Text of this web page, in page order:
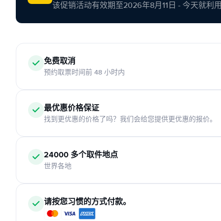
该促销活动有效期至2026年8月11日 - 今天就利用
免费取消
预约取票时间前 48 小时内
最优惠价格保证
找到更优惠的价格了吗？我们会给您提供更优惠的报价。
24000 多个取件地点
世界各地
请按您习惯的方式付款。